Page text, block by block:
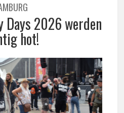
Days 2026 werden
hot!